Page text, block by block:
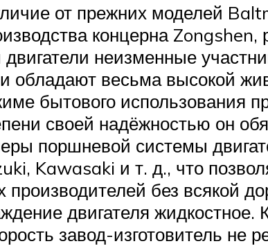
от прежних моделей
концерна
неизменные
обладают весьма высокой
бытового использования
своей надёжностью он
поршневой системы
Kawasaki и т. д., что
производителей без всякой
двигателя жидкостное.
завод-изготовитель не